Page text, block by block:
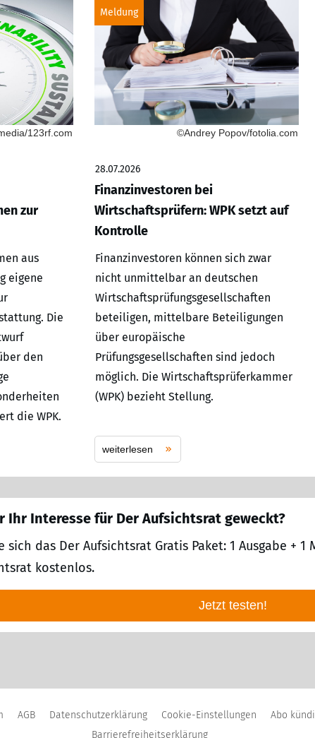
123rf.com
zur
aus
eigene
Die
den
die WPK.
Meldung
©Andrey Popov/fotolia.com
28.07.2026
Finanzinvestoren bei
Wirtschaftsprüfern: WPK setzt auf
Kontrolle
Finanzinvestoren können sich zwar
nicht unmittelbar an deutschen
Wirtschaftsprüfungsgesellschaften
beteiligen, mittelbare Beteiligungen
über europäische
Prüfungsgesellschaften sind jedoch
möglich. Die Wirtschaftsprüferkammer
(WPK) bezieht Stellung.
weiterlesen
Ihr Interesse für Der Aufsichtsrat geweckt?
sich das Der Aufsichtsrat Gratis Paket: 1 Ausgabe +
kostenlos.
Jetzt testen!
AGB Datenschutzerklärung Cookie-Einstellungen
Abo
Barrierefreiheitserklärung